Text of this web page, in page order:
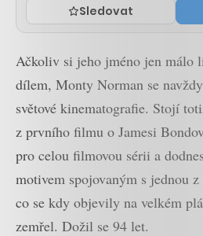
Sledovat
Ačkoliv si jeho jméno jen málo
dílem, Monty Norman se
světové kinematografie. Stojí
z prvního filmu o Jamesi
pro celou filmovou sérii a
motivem spojovaným s jednou z
co se kdy objevily na velkém
zemřel. Dožil se 94 let.